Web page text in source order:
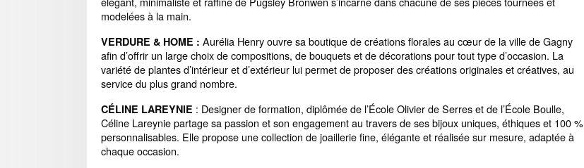
modelées à la main.
VERDURE & HOME : Aurélia Henry ouvre sa boutique de créations florales au cœur de la ville de Gagny
afin d’offrir un large choix de compositions, de bouquets et de décorations pour tout type d’occasion. La
variété de plantes d’intérieur et d’extérieur lui permet de proposer des créations originales et créatives, au
service du plus grand nombre.
CÉLINE LAREYNIE : Designer de formation, diplômée de l’École Olivier de Serres et de l’École Boulle,
Céline Lareynie partage sa passion et son engagement au travers de ses bijoux uniques, éthiques et 100 %
personnalisables. Elle propose une collection de joaillerie fine, élégante et réalisée sur mesure, adaptée à
chaque occasion.